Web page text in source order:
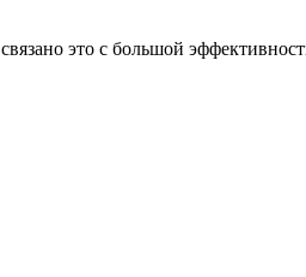
это с большой